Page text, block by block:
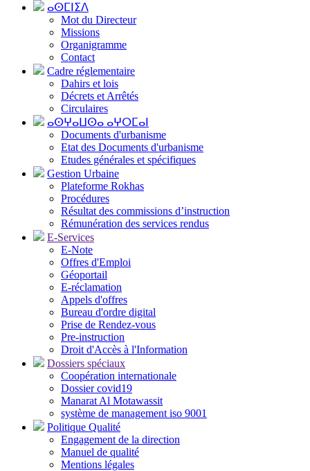
ⴰⵙⵎⵏⵉⴷ
Mot du Directeur
Missions
Organigramme
Contact
Cadre réglementaire
Dahirs et lois
Décrets et Arrêtés
Circulaires
ⴰⵙⵖⴰⵡⵙⴰ ⴰⵖⵔⵎⴰⵏ
Documents d'urbanisme
Etat des Documents d'urbanisme
Etudes générales et spécifiques
Gestion Urbaine
Plateforme Rokhas
Procédures
Résultat des commissions d’instruction
Rémunération des services rendus
E-Services
E-Note
Offres d'Emploi
Géoportail
E-réclamation
Appels d'offres
Bureau d'ordre digital
Prise de Rendez-vous
Pre-instruction
Droit d'Accès à l'Information
Dossiers spéciaux
Coopération internationale
Dossier covid19
Manarat Al Motawassit
système de management iso 9001
Politique Qualité
Engagement de la direction
Manuel de qualité
Mentions légales